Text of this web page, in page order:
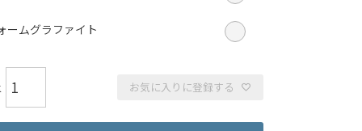
ームグラファイト
お気に入りに登録する